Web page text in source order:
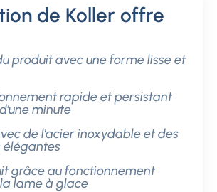
de Koller offre
produit avec une forme lisse et
rapide et persistant
minute
de l'acier inoxydable et des
élégantes
grâce au fonctionnement
lame à glace